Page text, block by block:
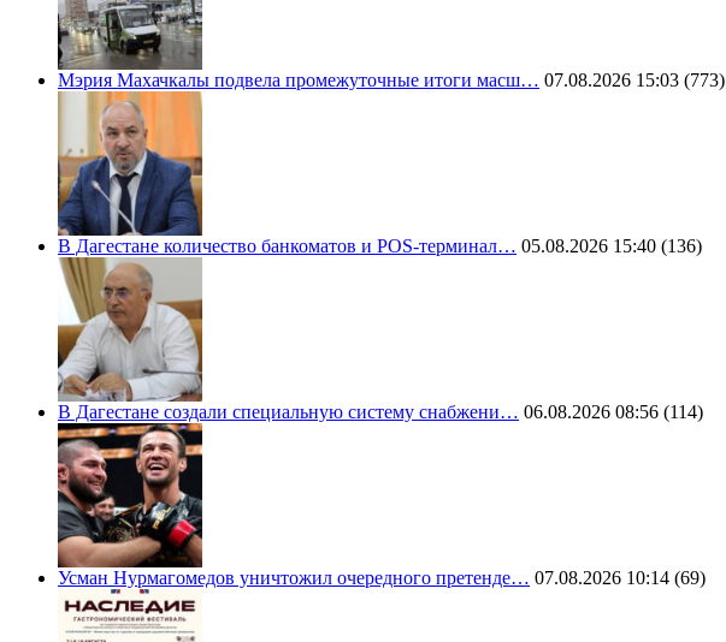
Мэрия Махачкалы подвела промежуточные итоги масш… 07.08.2026 15:03 (773)
В Дагестане количество банкоматов и POS-терминал… 05.08.2026 15:40 (136)
В Дагестане создали специальную систему снабжени… 06.08.2026 08:56 (114)
Усман Нурмагомедов уничтожил очередного претенде… 07.08.2026 10:14 (69)